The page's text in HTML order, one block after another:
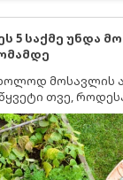
5 საქმე უნდა
მოსავლის
თვე,
მოსავალს და
ხოლო
ბოლომდე
გაკეთება უნდა